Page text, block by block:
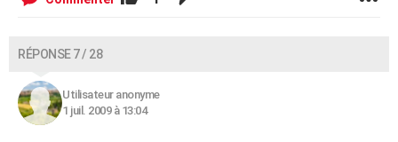
RÉPONSE 7 / 28
Utilisateur anonyme
1 juil. 2009 à 13:04